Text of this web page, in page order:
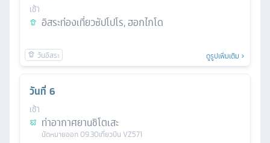
เช้า
อิสระท่องเที่ยวซัปโปโร, ฮอกไกโด
ดูรูปเพิ่มเติม
วันที่ 6
เช้า
ท่าอากาศยานชิโตเสะ
นัดหมายออก09.30เที่ยวบิน VZ571